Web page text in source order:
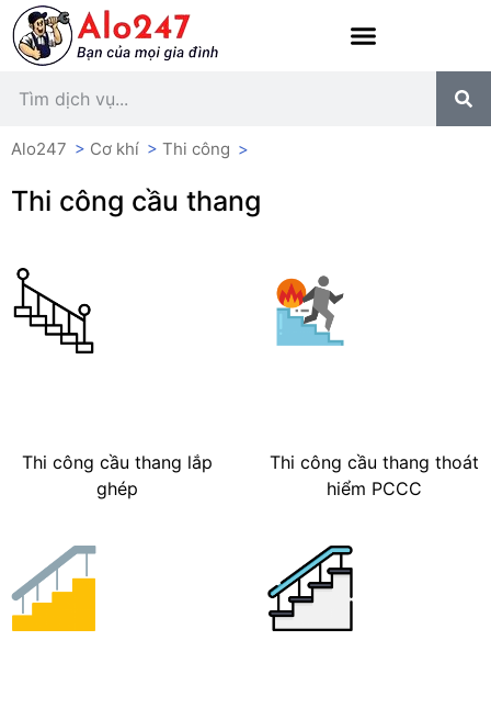
Alo247 > Cơ khí > Thi công >
Thi công cầu thang
Thi công cầu thang lắp
ghép
Thi công cầu thang thoát
hiểm PCCC